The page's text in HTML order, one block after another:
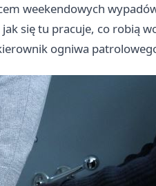
weekendowych
się tu pracuje, co robią
ogniwa